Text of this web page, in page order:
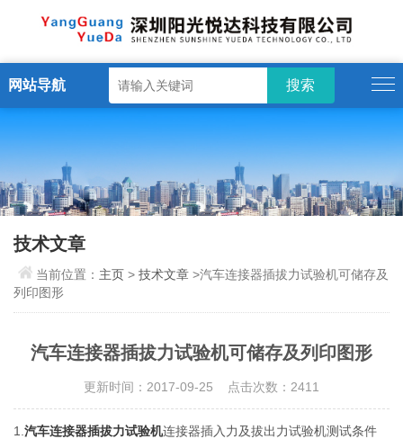
网站导航
技术文章
当前位置： 主页 >技术文章 >汽车连接器插拔力试验机可储存及
列印图形
汽车连接器插拔力试验机可储存及列印图形
更新时间：2017-09-25 点击次数：2411
1.汽车连接器插拔力试验机连接器插入力及拔出力试验机测试条件